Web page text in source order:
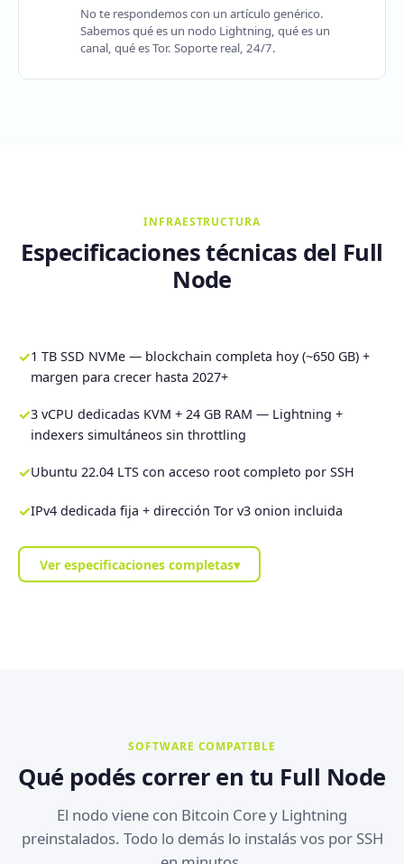
No te respondemos con un artículo genérico.
Sabemos qué es un nodo Lightning, qué es un
canal, qué es Tor. Soporte real, 24/7.
INFRAESTRUCTURA
Especificaciones técnicas del Full
Node
✓1 TB SSD NVMe — blockchain completa hoy (~650 GB) +
margen para crecer hasta 2027+
✓3 vCPU dedicadas KVM + 24 GB RAM — Lightning +
indexers simultáneos sin throttling
✓Ubuntu 22.04 LTS con acceso root completo por SSH
✓IPv4 dedicada fija + dirección Tor v3 onion incluida
Ver especificaciones completas▾
SOFTWARE COMPATIBLE
Qué podés correr en tu Full Node
El nodo viene con Bitcoin Core y Lightning
preinstalados. Todo lo demás lo instalás vos por SSH